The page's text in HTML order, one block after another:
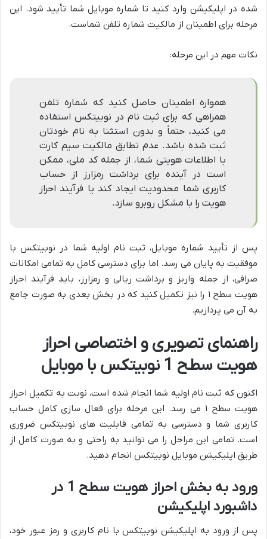
شده در اپلیکیشن وارد کنید تا شماره موبایل شما تأیید شود. این
مرحله برای اطمینان از مالکیت شماره تلفن شماست.
نکات مهم در این مرحله:
همواره اطمینان حاصل کنید که شماره تلفن
همراهی که برای ثبت نام در نوبیتکس استفاده
می کنید، حتماً و بدون استثنا به نام خودتان
ثبت شده باشد. عدم تطابق مالکیت سیم کارت
با اطلاعات هویتی شما، از جمله کد ملی، ممکن
است در آینده برای برداشت رمزارز از حساب
کاربری شما محدودیت ایجاد کند یا فرآیند احراز
هویت را با مشکل روبرو سازد.
پس از تأیید شماره موبایل، ثبت نام اولیه شما در نوبیتکس با
موفقیت به پایان می رسد. اما برای دسترسی کامل به تمامی امکانات
صرافی، از جمله واریز و برداشت ریالی و رمزارز، باید فرآیند احراز
هویت سطح ۱ را نیز تکمیل کنید که در بخش بعدی به صورت جامع
به آن می پردازیم.
راهنمای تصویری و اختصاصی احراز
هویت سطح 1 نوبیتکس با موبایل
اکنون که ثبت نام اولیه شما انجام شده است، نوبت به تکمیل احراز
هویت سطح ۱ می رسد. این مرحله برای فعال سازی کامل حساب
کاربری شما و دسترسی به تمامی قابلیت های نوبیتکس ضروری
است. تمامی این مراحل را می توانید به راحتی و به صورت کامل از
طریق اپلیکیشن موبایل نوبیتکس انجام دهید.
ورود به بخش احراز هویت سطح 1 در
داشبورد اپلیکیشن
پس از ورود به اپلیکیشن نوبیتکس با نام کاربری و رمز عبور خود،